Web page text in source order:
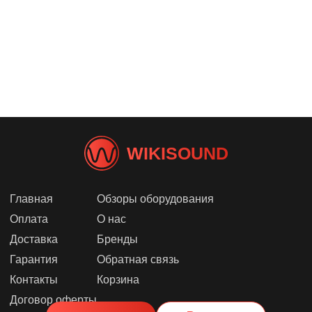
WIKISOUND
Главная
Оплата
Доставка
Гарантия
Контакты
Договор оферты
Обзоры оборудования
О нас
Бренды
Обратная связь
Корзина